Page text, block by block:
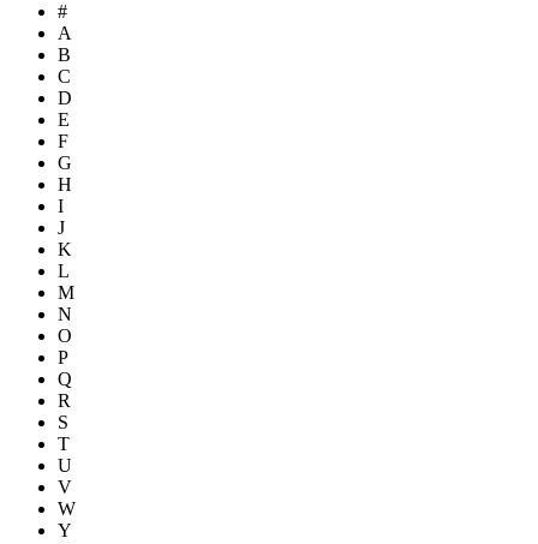
#
A
B
C
D
E
F
G
H
I
J
K
L
M
N
O
P
Q
R
S
T
U
V
W
Y